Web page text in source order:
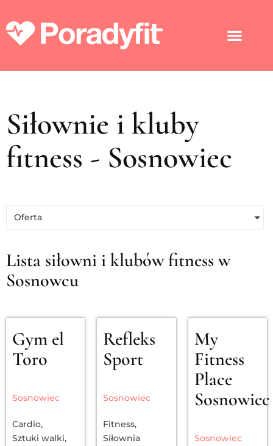
Siłownie i kluby
fitness - Sosnowiec
Oferta
Lista siłowni i klubów fitness w
Sosnowcu
Gym el
Toro
Sosnowiec
Cardio,
Sztuki walki,
Refleks
Sport
Sosnowiec
Fitness,
Siłownia
My
Fitness
Place
Sosnowiec
Sosnowiec